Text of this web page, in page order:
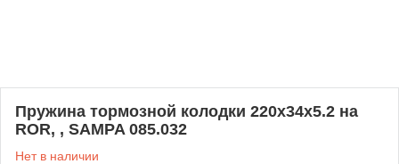
Пружина тормозной колодки 220x34x5.2 на
ROR, , SAMPA 085.032
Нет в наличии